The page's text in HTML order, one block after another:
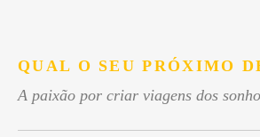
QUAL O SEU PRÓXIMO
A paixão por criar viagens dos